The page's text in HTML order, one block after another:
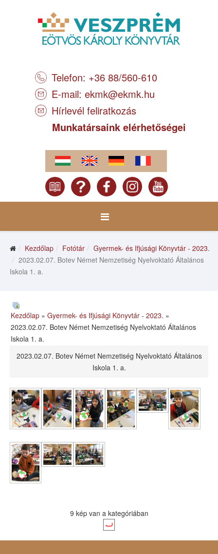
Telefon: +36 88/560-610
E-mail: ekmk@ekmk.hu
Hírlevél feliratkozás
Munkatársaink elérhetőségei
Kezdőlap Fotótár
Gyermek- és Ifjúsági Könyvtár - 2023.
2023.02.07. Botev Német Nemzetiség Nyelvoktató Általános
Iskola 1. a.
Kezdőlap » Gyermek- és Ifjúsági Könyvtár - 2023. »
2023.02.07. Botev Német Nemzetiség Nyelvoktató Általános
Iskola 1. a.
2023.02.07. Botev Német Nemzetiség Nyelvoktató Általános
Iskola 1. a.
9 kép van a kategóriában